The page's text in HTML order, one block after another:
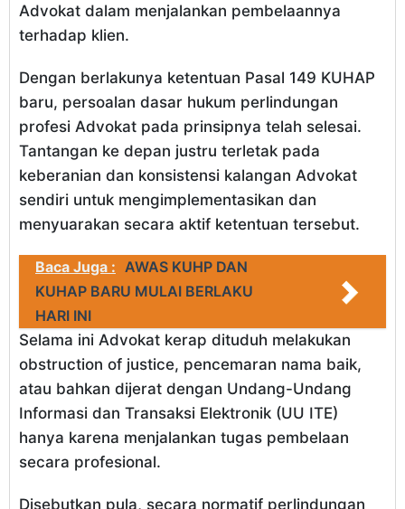
Advokat dalam menjalankan pembelaannya
terhadap klien.
Dengan berlakunya ketentuan Pasal 149 KUHAP
baru, persoalan dasar hukum perlindungan
profesi Advokat pada prinsipnya telah selesai.
Tantangan ke depan justru terletak pada
keberanian dan konsistensi kalangan Advokat
sendiri untuk mengimplementasikan dan
menyuarakan secara aktif ketentuan tersebut.
Baca Juga : AWAS KUHP DAN
KUHAP BARU MULAI BERLAKU
HARI INI
Selama ini Advokat kerap dituduh melakukan
obstruction of justice, pencemaran nama baik,
atau bahkan dijerat dengan Undang-Undang
Informasi dan Transaksi Elektronik (UU ITE)
hanya karena menjalankan tugas pembelaan
secara profesional.
Disebutkan pula, secara normatif perlindungan